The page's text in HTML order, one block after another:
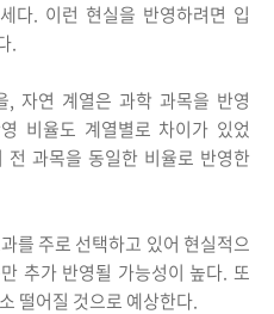
다. 이런 현실을 반영하려면 입
.
, 자연 계열은 과학 과목을 반영
비율도 계열별로 차이가 있었
과목을 동일한 비율로 반영한
를 주로 선택하고 있어 현실적으
추가 반영될 가능성이 높다. 또
떨어질 것으로 예상한다.